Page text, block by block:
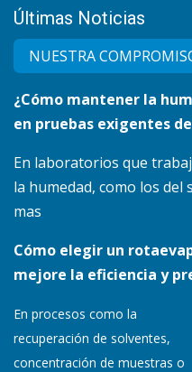
Últimas Noticias
NUESTRA
¿Cómo mantener la
en pruebas exigentes
En laboratorios que
la humedad, como los del
mas
Cómo elegir un
mejore la eficiencia y
En procesos como la
recuperación de solventes,
concentración de muestras o